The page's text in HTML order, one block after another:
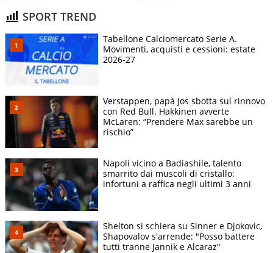
SPORT TREND
Tabellone Calciomercato Serie A.
Movimenti, acquisti e cessioni: estate
2026-27
Verstappen, papà Jos sbotta sul rinnovo
con Red Bull. Hakkinen avverte
McLaren: “Prendere Max sarebbe un
rischio”
Napoli vicino a Badiashile, talento
smarrito dai muscoli di cristallo:
infortuni a raffica negli ultimi 3 anni
Shelton si schiera su Sinner e Djokovic,
Shapovalov s'arrende: "Posso battere
tutti tranne Jannik e Alcaraz"